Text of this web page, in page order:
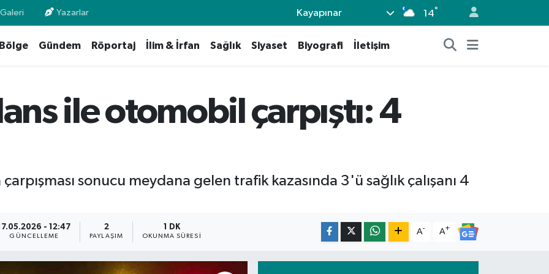
Yazarlar Kayapınar 14°
Bölge Gündem Röportaj İlim & İrfan Sağlık Siyaset Biyografi İletişim
ile otomobil çarpıştı: 4
sonucu meydana gelen trafik kazasında 3'ü sağlık çalışanı 4
17.05.2026 - 12:47
GÜNCELLEME
2
PAYLAŞIM
1 DK
OKUNMA SÜRESI
A- A+